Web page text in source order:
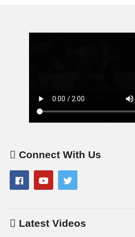
Connect With Us
Latest Videos